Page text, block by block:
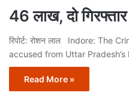
46 लाख, दो गिरफ्तार
रिपोर्ट: रोशन लाल Indore: The
accused from Uttar
Read More »